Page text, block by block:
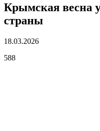
Крымская весна
страны
18.03.2026
588